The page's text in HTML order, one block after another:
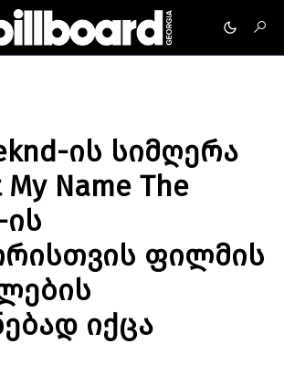
ის სიმღერა
Name The
ის
ფილმის
იქცა